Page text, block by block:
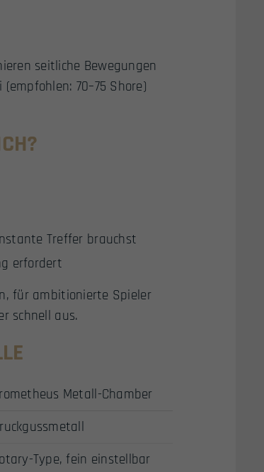
seitliche Bewegungen
70–75 Shore)
Treffer brauchst
erfordert
für ambitionierte Spieler
schnell aus.
Metall-Chamber
Type, fein einstellbar